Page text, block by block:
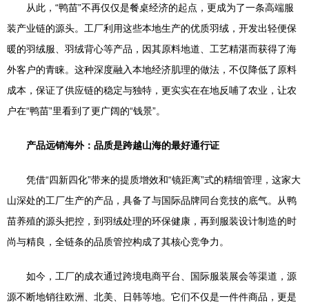
从此，“鸭苗”不再仅仅是餐桌经济的起点，更成为了一条高端服
装产业链的源头。工厂利用这些本地生产的优质羽绒，开发出轻便保
暖的羽绒服、羽绒背心等产品，因其原料地道、工艺精湛而获得了海
外客户的青睐。这种深度融入本地经济肌理的做法，不仅降低了原料
成本，保证了供应链的稳定与独特，更实实在在地反哺了农业，让农
户在“鸭苗”里看到了更广阔的“钱景”。
产品远销海外：品质是跨越山海的最好通行证
凭借“四新四化”带来的提质增效和“镜距离”式的精细管理，这家大
山深处的工厂生产的产品，具备了与国际品牌同台竞技的底气。从鸭
苗养殖的源头把控，到羽绒处理的环保健康，再到服装设计制造的时
尚与精良，全链条的品质管控构成了其核心竞争力。
如今，工厂的成衣通过跨境电商平台、国际服装展会等渠道，源
源不断地销往欧洲、北美、日韩等地。它们不仅是一件件商品，更是